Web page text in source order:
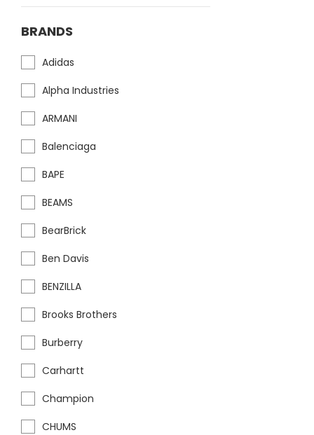
BRANDS
Adidas
Alpha Industries
ARMANI
Balenciaga
BAPE
BEAMS
BearBrick
Ben Davis
BENZILLA
Brooks Brothers
Burberry
Carhartt
Champion
CHUMS